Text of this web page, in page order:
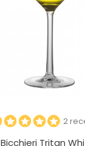
2
Bicchieri Tritan